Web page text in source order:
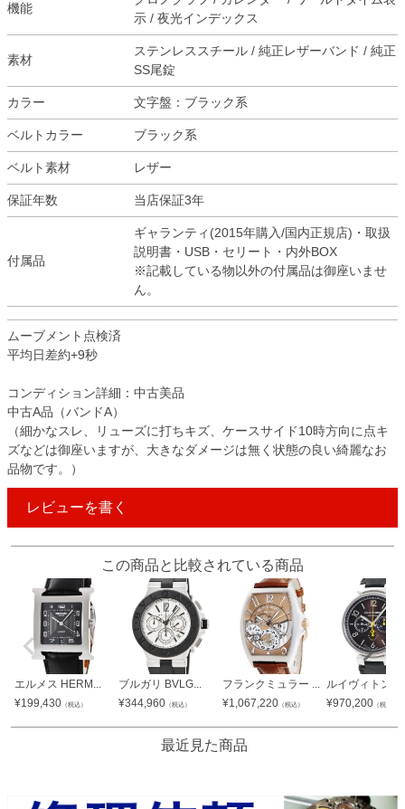
機能
示 / 夜光インデックス
素材
ステンレススチール / 純正レザーバンド / 純正
SS尾錠
カラー 文字盤：ブラック系
ベルトカラー ブラック系
ベルト素材 レザー
保証年数 当店保証3年
付属品
ギャランティ(2015年購入/国内正規店)・取扱
説明書・USB・セリート・内外BOX
※記載している物以外の付属品は御座いませ
ん。
ムーブメント点検済
平均日差約+9秒
コンディション詳細：中古美品
中古A品（バンドA）
（細かなスレ、リューズに打ちキズ、ケースサイド10時方向に点キ
ズなどは御座いますが、大きなダメージは無く状態の良い綺麗なお
品物です。）
レビューを書く
この商品と比較されている商品
エルメス HERM...
¥199,430 （税込）
ブルガリ BVLG...
¥344,960 （税込）
フランクミュラー ...
¥1,067,220 （税込）
ルイヴィトン
¥970,200 （税込）
最近見た商品